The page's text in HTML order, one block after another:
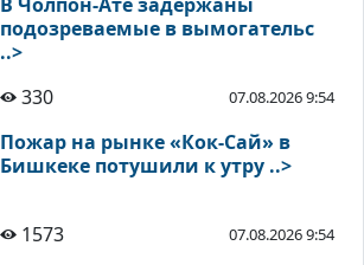
подозреваемые в вымогательс
..>
330
07.08.2026 9:54
Пожар на рынке «Кок-Сай» в
Бишкеке потушили к утру ..>
1573 07.08.2026 9:54